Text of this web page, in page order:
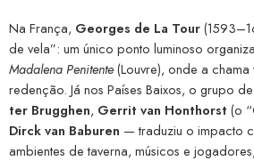
Na França, Georges de La Tour
de vela”: um único ponto luminoso
Madalena Penitente(Louvre), onde a
redenção. Já nos Países Baixos, o grupo de
ter Brugghen, Gerrit van Honthorst (o
Dirck van Baburen — traduziu o impacto
ambientes de taverna, músicos e